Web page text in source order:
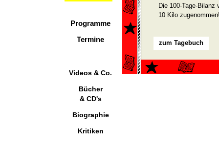
Programme
Termine
Videos & Co.
Bücher
& CD's
Biographie
Kritiken
Die 100-Tage-
10 Kilo
zum Tagebuch